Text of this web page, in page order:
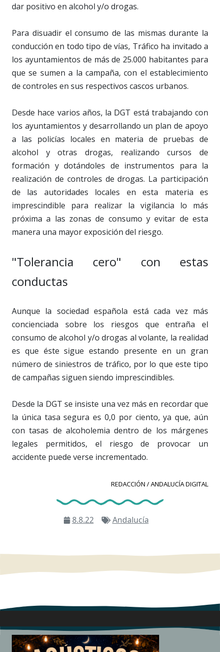
dar positivo en alcohol y/o drogas.
Para disuadir el consumo de las mismas durante la
conducción en todo tipo de vías, Tráfico ha invitado a
los ayuntamientos de más de 25.000 habitantes para
que se sumen a la campaña, con el establecimiento
de controles en sus respectivos cascos urbanos.
Desde hace varios años, la DGT está trabajando con
los ayuntamientos y desarrollando un plan de apoyo
a las policías locales en materia de pruebas de
alcohol y otras drogas, realizando cursos de
formación y dotándoles de instrumentos para la
realización de controles de drogas. La participación
de las autoridades locales en esta materia es
imprescindible para realizar la vigilancia lo más
próxima a las zonas de consumo y evitar de esta
manera una mayor exposición del riesgo.
"Tolerancia cero" con estas
conductas
Aunque la sociedad española está cada vez más
concienciada sobre los riesgos que entraña el
consumo de alcohol y/o drogas al volante, la realidad
es que éste sigue estando presente en un gran
número de siniestros de tráfico, por lo que este tipo
de campañas siguen siendo imprescindibles.
Desde la DGT se insiste una vez más en recordar que
la única tasa segura es 0,0 por ciento, ya que, aún
con tasas de alcoholemia dentro de los márgenes
legales permitidos, el riesgo de provocar un
accidente puede verse incrementado.
REDACCIÓN / ANDALUCÍA DIGITAL
8.8.22 Andalucía